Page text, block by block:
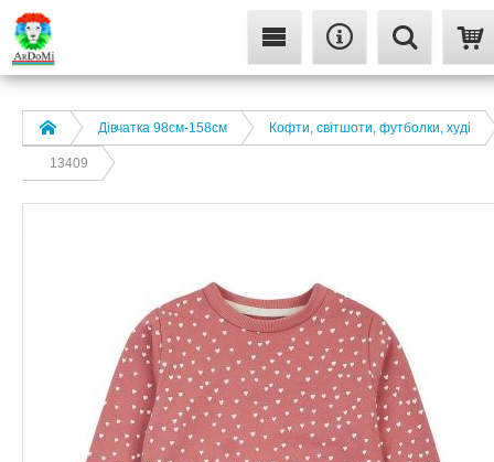
Дівчатка 98cм-158см Кофти, світшоти, футболки, худі
13409